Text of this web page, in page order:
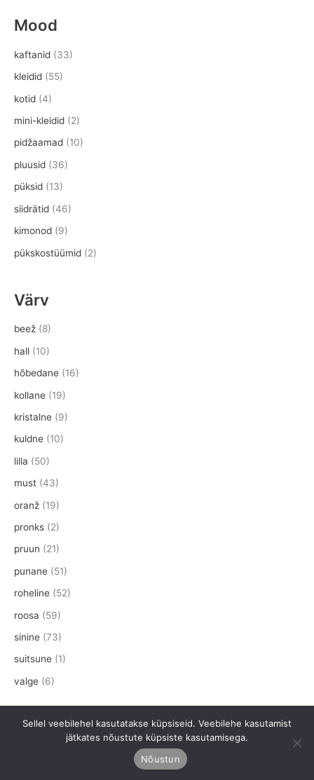
Mood
kaftanid (33)
kleidid (55)
kotid (4)
mini-kleidid (2)
pidžaamad (10)
pluusid (36)
püksid (13)
siidrätid (46)
kimonod (9)
pükskostüümid (2)
Värv
beež (8)
hall (10)
hõbedane (16)
kollane (19)
kristalne (9)
kuldne (10)
lilla (50)
must (43)
oranž (19)
pronks (2)
pruun (21)
punane (51)
roheline (52)
roosa (59)
sinine (73)
suitsune (1)
valge (6)
Müügitingimused
Sellel veebilehel kasutatakse küpsiseid. Veebilehe kasutamist
jätkates nõustute küpsiste kasutamisega.
Nõustun